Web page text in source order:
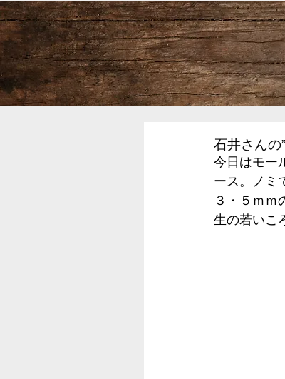
石井さんの
今日はモー
ース。ノミ
３・５ｍｍ
生の若いこ